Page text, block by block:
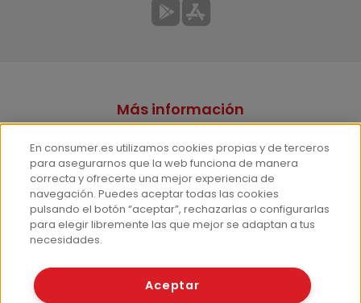
Más información
Hemeroteca
Contacto
Prensa
Corpus Lingüístico Consumer
© Fundación EROSKI
En consumer.es utilizamos cookies propias y de terceros
para asegurarnos que la web funciona de manera
correcta y ofrecerte una mejor experiencia de
navegación. Puedes aceptar todas las cookies
pulsando el botón “aceptar”, rechazarlas o configurarlas
para elegir libremente las que mejor se adaptan a tus
necesidades.
Aceptar